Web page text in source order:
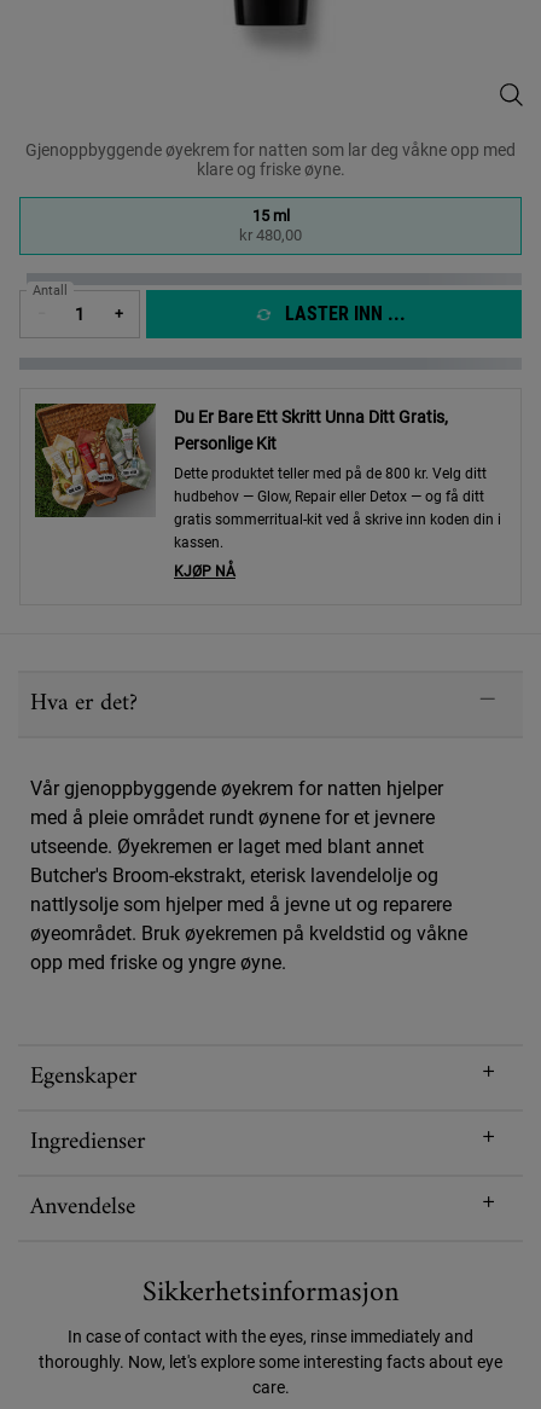
Gjenoppbyggende øyekrem for natten som lar deg våkne opp med
klare og friske øyne.
Selected
15 ml
kr 480,00
, 1 of 1
Antall
+ LASTER INN ...
Du Er Bare Ett Skritt Unna Ditt Gratis,
Personlige Kit
Dette produktet teller med på de 800 kr. Velg ditt
hudbehov — Glow, Repair eller Detox — og få ditt
gratis sommerritual-kit ved å skrive inn koden din i
kassen.
KJØP NÅ
Hva er det?
Vår gjenoppbyggende øyekrem for natten hjelper
med å pleie området rundt øynene for et jevnere
utseende. Øyekremen er laget med blant annet
Butcher's Broom-ekstrakt, eterisk lavendelolje og
nattlysolje som hjelper med å jevne ut og reparere
øyeområdet. Bruk øyekremen på kveldstid og våkne
opp med friske og yngre øyne.
Egenskaper
Ingredienser
Anvendelse
Sikkerhetsinformasjon
In case of contact with the eyes, rinse immediately and
thoroughly. Now, let's explore some interesting facts about eye
care.